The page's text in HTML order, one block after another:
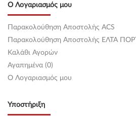
Ο Λογαριασμός μου
Παρακολούθηση Αποστολής ACS
Παρακολούθηση Αποστολής ΕΛΤΑ
Καλάθι Αγορών
Αγαπημένα (0)
O Λογαριασμός μου
Υποστήριξη